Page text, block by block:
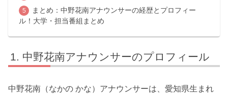
まとめ：中野花南アナウンサーの経歴とプロフィー
ル！大学・担当番組まとめ
中野花南アナウンサーのプロフィール
中野花南（なかの かな）アナウンサーは、愛知県生まれ